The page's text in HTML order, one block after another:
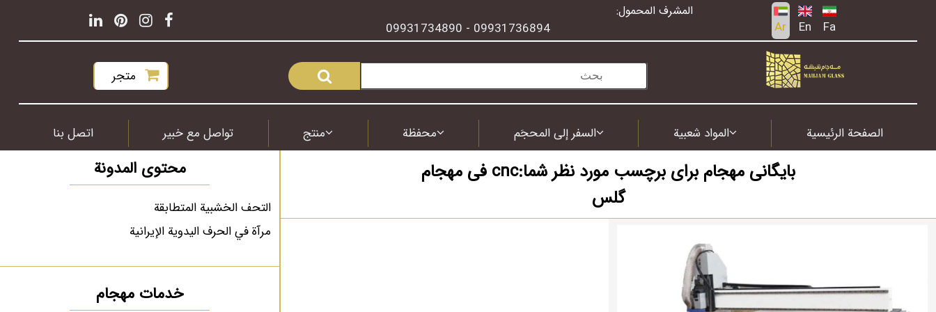
Fa
En
Ar
المشرف المحمول:
09931736894
-
09931734890
متجر
الصفحة الرئيسية المواد شعبية السفر إلى المحجَم محفظة منتج تواصل مع خبير اتصل بنا
محتوى المدونة
التحف الخشبية المتطابقة
مرآة في الحرف اليدوية الإيرانية
خدمات مهجام
بایگانی مهجام برای برچسب مورد نظر شما:cnc فی مهجام
گلس